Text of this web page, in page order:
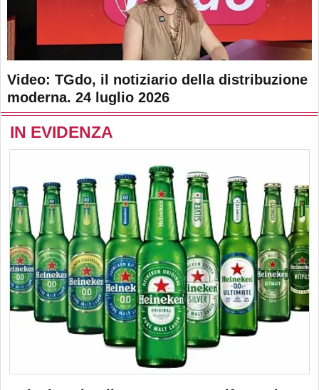
Video: TGdo, il notiziario della distribuzione
moderna. 24 luglio 2026
IN EVIDENZA